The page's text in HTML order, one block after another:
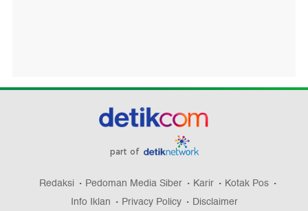
part of
Redaksi Pedoman Media Siber Karir
Kotak Pos
Info Iklan
Privacy Policy Disclaimer